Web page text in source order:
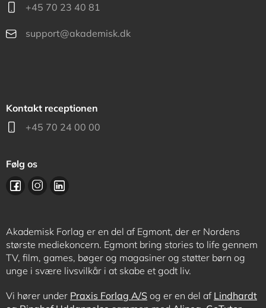
+45 70 23 40 81
support@akademisk.dk
Kontakt receptionen
+45 70 24 00 00
Følg os
Akademisk Forlag er en del af Egmont, der er Nordens
største mediekoncern. Egmont bring stories to life gennem
TV, film, games, bøger og magasiner og støtter børn og
unge i svære livsvilkår i at skabe et godt liv.
Vi hører under Praxis Forlag A/S og er en del af Lindhardt